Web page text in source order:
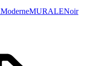
ModerneMURALENoir